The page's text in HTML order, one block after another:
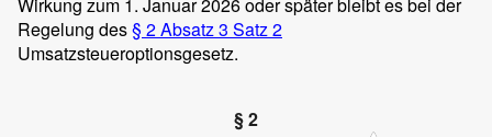
Wirkung zum 1. Januar 2026 oder später bleibt es bei der
Regelung des§ 2 Absatz 3 Satz 2
Umsatzsteueroptionsgesetz.
§ 2